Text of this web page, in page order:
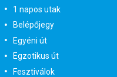
1 napos utak
Belépőjegy
Egyéni út
Egzotikus út
Fesztiválok